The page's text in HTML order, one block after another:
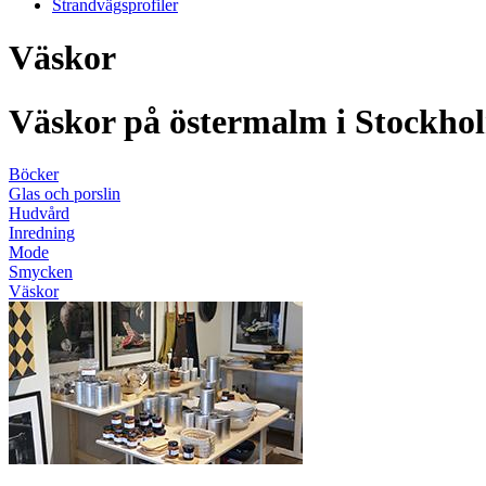
Strandvägsprofiler
Väskor
Väskor på östermalm i
Böcker
Glas och porslin
Hudvård
Inredning
Mode
Smycken
Väskor